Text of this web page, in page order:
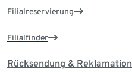
Filialreservierung
Filialfinder
Rücksendung & Reklamation